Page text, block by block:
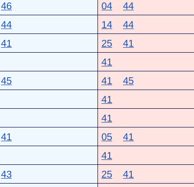
46 04 44
44 14 44
41 25 41
41
45 41 45
41
41
41 05 41
41
43 25 41